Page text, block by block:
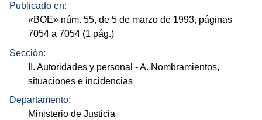
Publicado en:
«BOE» núm. 55, de 5 de marzo de 1993, páginas
7054 a 7054 (1 pág.)
Sección:
II. Autoridades y personal - A. Nombramientos,
situaciones e incidencias
Departamento:
Ministerio de Justicia